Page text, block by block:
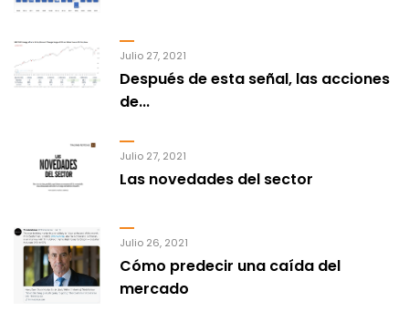
Julio 27, 2021
Después de esta señal, las acciones
de...
Julio 27, 2021
Las novedades del sector
Julio 26, 2021
Cómo predecir una caída del
mercado